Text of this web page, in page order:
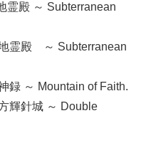
殿 ～ Subterranean
霊殿 ～ Subterranean
録 ～ Mountain of Faith.
輝針城 ～ Double